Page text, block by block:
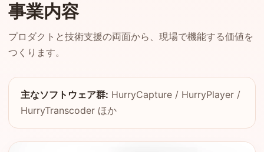
事業内容
プロダクトと技術支援の両面から、現場で機能する価値を
つくります。
主なソフトウェア群: HurryCapture / HurryPlayer /
HurryTranscoder ほか